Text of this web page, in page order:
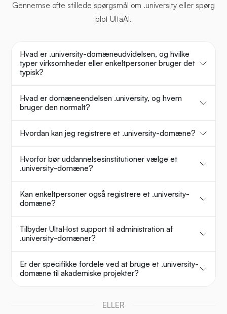
Gennemse ofte stillede spørgsmål om .university eller spørg
blot UltaAI.
Hvad er .university-domæneudvidelsen, og hvilke
typer virksomheder eller enkeltpersoner bruger det
typisk?
Hvad er domæneendelsen .university, og hvem
bruger den normalt?
Hvordan kan jeg registrere et .university-domæne?
Hvorfor bør uddannelsesinstitutioner vælge et
.university-domæne?
Kan enkeltpersoner også registrere et .university-
domæne?
Tilbyder UltaHost support til administration af
.university-domæner?
Er der specifikke fordele ved at bruge et .university-
domæne til akademiske projekter?
ELLER